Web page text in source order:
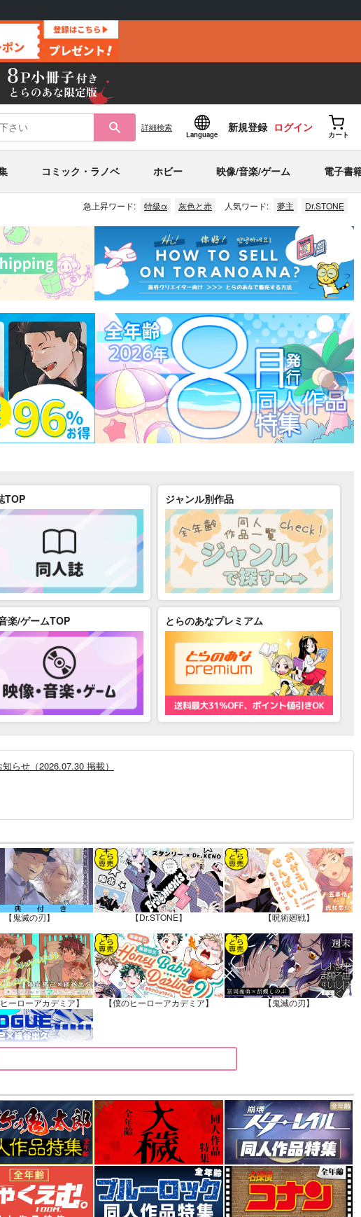
詳細検索
Language
新規登録 ログイン
カート
コミック・ラノベ ホビー 映像/音楽/ゲーム 電子書
急上昇ワード: 特級α 灰色と赤 人気ワード: 夢主 Dr.STONE
TOP ジャンル別作品
楽/ゲームTOP とらのあなプレミアム
らせ（2026.07.30 掲載）
掲載）
更新｜2025.12.30 掲載）
掲載）
【鬼滅の刃】 【Dr.STONE】 【呪術廻戦】
ヒーローアカデミア】 【僕のヒーローアカデミア】 【鬼滅の刃】